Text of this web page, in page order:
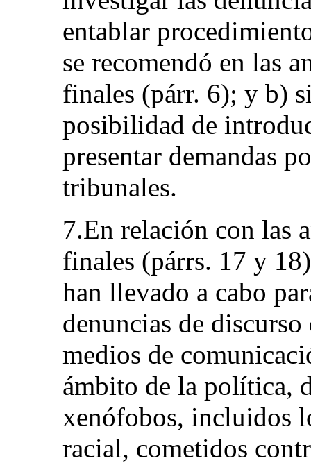
entablar
se recomendó en las
finales (párr. 6); y b)
posibilidad de
presentar demandas
tribunales.
7.En relación con las
finales (párrs. 17 y
han llevado a cabo
denuncias de
medios de
ámbito de la política,
xenófobos, incluidos
racial, cometidos